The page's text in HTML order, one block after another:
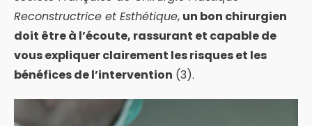
Reconstructrice et Esthétique, un bon chirurgien
doit être à l’écoute, rassurant et capable de
vous expliquer clairement les risques et les
bénéfices de l’intervention (3).